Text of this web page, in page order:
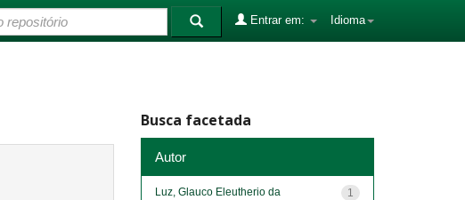
Idioma
Entrar em:
Busca facetada
Autor
1
Luz, Glauco Eleutherio da